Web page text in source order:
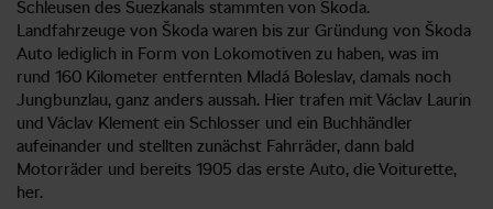
Schleusen des Suezkanals stammten von Škoda.
Landfahrzeuge von Škoda waren bis zur Gründung von Škoda
Auto lediglich in Form von Lokomotiven zu haben, was im
rund 160 Kilometer entfernten Mladá Boleslav, damals noch
Jungbunzlau, ganz anders aussah. Hier trafen mit Václav Laurin
und Václav Klement ein Schlosser und ein Buchhändler
aufeinander und stellten zunächst Fahrräder, dann bald
Motorräder und bereits 1905 das erste Auto, die Voiturette,
her.